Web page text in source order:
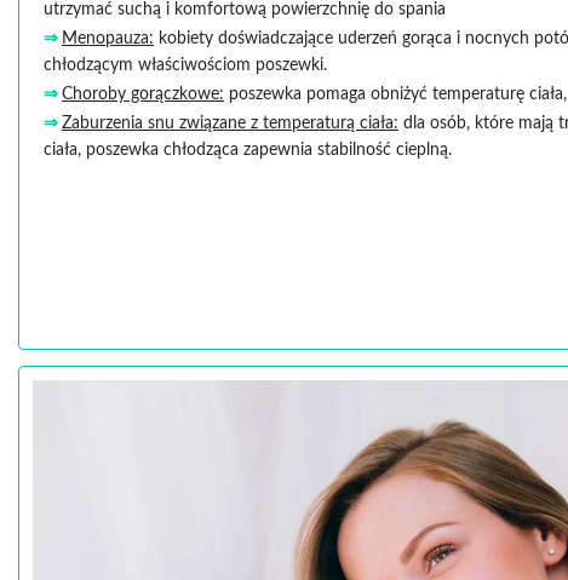
utrzymać suchą i komfortową powierzchnię do spania
⇒ Menopauza: kobiety doświadczające uderzeń gorąca i nocnych
chłodzącym właściwościom poszewki.
⇒ Choroby gorączkowe: poszewka pomaga obniżyć temperaturę
⇒ Zaburzenia snu związane z temperaturą ciała: dla osób, które mają
ciała, poszewka chłodząca zapewnia stabilność cieplną.